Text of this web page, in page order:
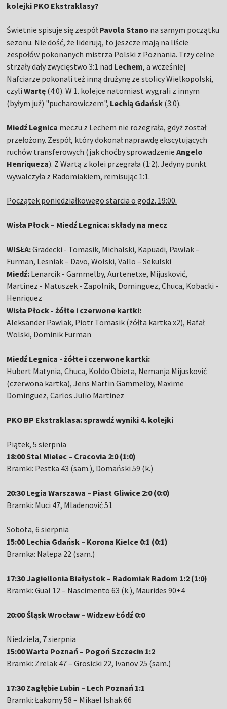
kolejki PKO Ekstraklasy?
Świetnie spisuje się zespółPavola Stano na samym początku
sezonu. Nie dość, że liderują, to jeszcze mają na liście
zespołów pokonanych mistrza Polski z Poznania. Trzy celne
strzały dały zwycięstwo 3:1 nad Lechem, a wcześniej
Nafciarze pokonali też inną drużynę ze stolicy Wielkopolski,
czyliWartę (4:0). W 1. kolejce natomiast wygrali z innym
(byłym już) "pucharowiczem", Lechią Gdańsk (3:0).
Miedź Legnica meczu z Lechem nie rozegrała, gdyż został
przełożony. Zespół, który dokonał naprawdę ekscytujących
ruchów transferowych (jak choćby sprowadzenieAngelo
Henriqueza). Z Wartą z kolei przegrała (1:2). Jedyny punkt
wywalczyła z Radomiakiem, remisując 1:1.
Początek poniedziałkowego starcia o godz. 19:00.
Wisła Płock – Miedź Legnica: składy na mecz
WISŁA:Gradecki - Tomasik, Michalski, Kapuadi, Pawlak –
Furman, Lesniak – Davo, Wolski, Vallo – Sekulski
Miedź: Lenarcik - Gammelby, Aurtenetxe, Mijusković,
Martinez - Matuszek - Zapolnik, Dominguez, Chuca, Kobacki -
Henriquez
Wisła Płock - żółte i czerwone kartki:
Aleksander Pawlak, Piotr Tomasik (żółta kartka x2), Rafał
Wolski, Dominik Furman
Miedź Legnica - żółte i czerwone kartki:
Hubert Matynia, Chuca, Koldo Obieta, Nemanja Mijusković
(czerwona kartka), Jens Martin Gammelby, Maxime
Dominguez, Carlos Julio Martinez
PKO BP Ekstraklasa: sprawdź wyniki 4. kolejki
Piątek, 5 sierpnia
18:00 Stal Mielec – Cracovia 2:0 (1:0)
Bramki: Pestka 43 (sam.), Domański 59 (k.)
20:30 Legia Warszawa – Piast Gliwice 2:0 (0:0)
Bramki: Muci 47, Mladenović 51
Sobota, 6 sierpnia
15:00 Lechia Gdańsk – Korona Kielce 0:1 (0:1)
Bramka: Nalepa 22 (sam.)
17:30 Jagiellonia Białystok – Radomiak Radom 1:2 (1:0)
Bramki: Gual 12 – Nascimento 63 (k.), Maurides 90+4
20:00 Śląsk Wrocław – Widzew Łódź 0:0
Niedziela, 7 sierpnia
15:00 Warta Poznań – Pogoń Szczecin 1:2
Bramki: Zrelak 47 – Grosicki 22, Ivanov 25 (sam.)
17:30 Zagłębie Lubin – Lech Poznań 1:1
Bramki: Łakomy 58 – Mikael Ishak 66